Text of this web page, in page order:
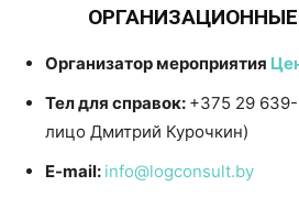
Организатор мероприятия
Тел для справок: +375 29
лицо Дмитрий Курочкин)
E-mail: info@logconsult.by